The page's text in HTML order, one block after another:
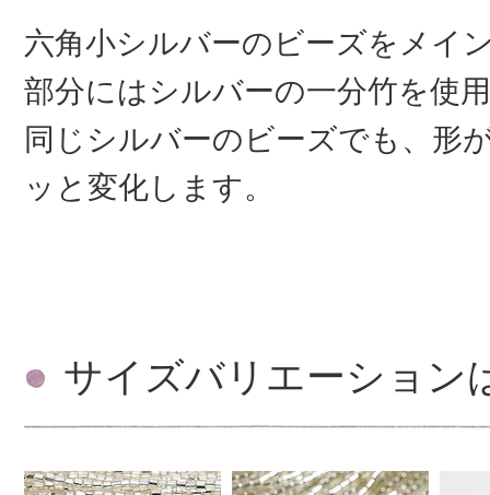
六角小シルバーのビーズをメイ
部分にはシルバーの一分竹を使
同じシルバーのビーズでも、形
ッと変化します。
サイズバリエーション